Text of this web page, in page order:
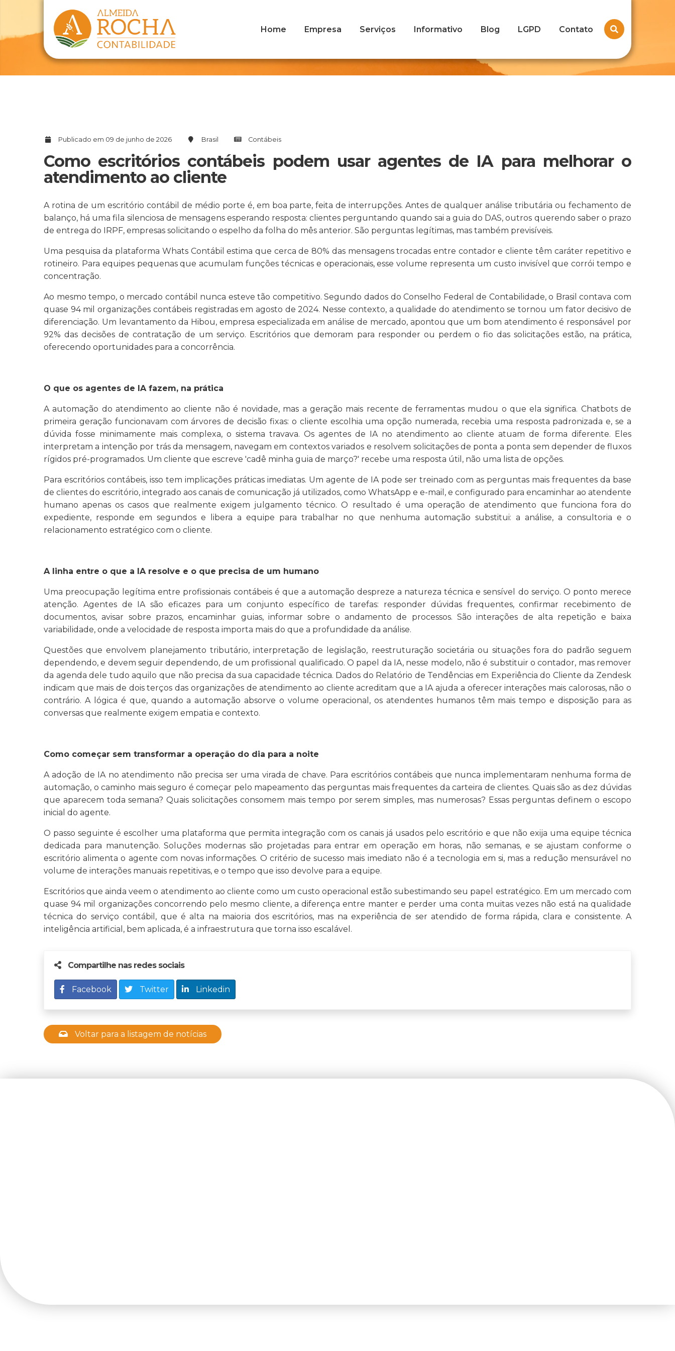
Home Empresa Serviços Informativo Blog LGPD Contato
Publicado em 09 de junho de 2026 Brasil Contábeis
Como escritórios contábeis podem usar agentes de IA para melhorar o
atendimento ao cliente
A rotina de um escritório contábil de médio porte é, em boa parte, feita de interrupções. Antes de qualquer análise tributária ou fechamento de
balanço, há uma fila silenciosa de mensagens esperando resposta: clientes perguntando quando sai a guia do DAS, outros querendo saber o prazo
de entrega do IRPF, empresas solicitando o espelho da folha do mês anterior. São perguntas legítimas, mas também previsíveis.
Uma pesquisa da plataforma Whats Contábil estima que cerca de 80% das mensagens trocadas entre contador e cliente têm caráter repetitivo e
rotineiro. Para equipes pequenas que acumulam funções técnicas e operacionais, esse volume representa um custo invisível que corrói tempo e
concentração.
Ao mesmo tempo, o mercado contábil nunca esteve tão competitivo. Segundo dados do Conselho Federal de Contabilidade, o Brasil contava com
quase 94 mil organizações contábeis registradas em agosto de 2024. Nesse contexto, a qualidade do atendimento se tornou um fator decisivo de
diferenciação. Um levantamento da Hibou, empresa especializada em análise de mercado, apontou que um bom atendimento é responsável por
92% das decisões de contratação de um serviço. Escritórios que demoram para responder ou perdem o fio das solicitações estão, na prática,
oferecendo oportunidades para a concorrência.
O que os agentes de IA fazem, na prática
A automação do atendimento ao cliente não é novidade, mas a geração mais recente de ferramentas mudou o que ela significa. Chatbots de
primeira geração funcionavam com árvores de decisão fixas: o cliente escolhia uma opção numerada, recebia uma resposta padronizada e, se a
dúvida fosse minimamente mais complexa, o sistema travava. Os agentes de IA no atendimento ao cliente atuam de forma diferente. Eles
interpretam a intenção por trás da mensagem, navegam em contextos variados e resolvem solicitações de ponta a ponta sem depender de fluxos
rígidos pré-programados. Um cliente que escreve 'cadê minha guia de março?' recebe uma resposta útil, não uma lista de opções.
Para escritórios contábeis, isso tem implicações práticas imediatas. Um agente de IA pode ser treinado com as perguntas mais frequentes da base
de clientes do escritório, integrado aos canais de comunicação já utilizados, como WhatsApp e e-mail, e configurado para encaminhar ao atendente
humano apenas os casos que realmente exigem julgamento técnico. O resultado é uma operação de atendimento que funciona fora do
expediente, responde em segundos e libera a equipe para trabalhar no que nenhuma automação substitui: a análise, a consultoria e o
relacionamento estratégico com o cliente.
A linha entre o que a IA resolve e o que precisa de um humano
Uma preocupação legítima entre profissionais contábeis é que a automação despreze a natureza técnica e sensível do serviço. O ponto merece
atenção. Agentes de IA são eficazes para um conjunto específico de tarefas: responder dúvidas frequentes, confirmar recebimento de
documentos, avisar sobre prazos, encaminhar guias, informar sobre o andamento de processos. São interações de alta repetição e baixa
variabilidade, onde a velocidade de resposta importa mais do que a profundidade da análise.
Questões que envolvem planejamento tributário, interpretação de legislação, reestruturação societária ou situações fora do padrão seguem
dependendo, e devem seguir dependendo, de um profissional qualificado. O papel da IA, nesse modelo, não é substituir o contador, mas remover
da agenda dele tudo aquilo que não precisa da sua capacidade técnica. Dados do Relatório de Tendências em Experiência do Cliente da Zendesk
indicam que mais de dois terços das organizações de atendimento ao cliente acreditam que a IA ajuda a oferecer interações mais calorosas, não o
contrário. A lógica é que, quando a automação absorve o volume operacional, os atendentes humanos têm mais tempo e disposição para as
conversas que realmente exigem empatia e contexto.
Como começar sem transformar a operação do dia para a noite
A adoção de IA no atendimento não precisa ser uma virada de chave. Para escritórios contábeis que nunca implementaram nenhuma forma de
automação, o caminho mais seguro é começar pelo mapeamento das perguntas mais frequentes da carteira de clientes. Quais são as dez dúvidas
que aparecem toda semana? Quais solicitações consomem mais tempo por serem simples, mas numerosas? Essas perguntas definem o escopo
inicial do agente.
O passo seguinte é escolher uma plataforma que permita integração com os canais já usados pelo escritório e que não exija uma equipe técnica
dedicada para manutenção. Soluções modernas são projetadas para entrar em operação em horas, não semanas, e se ajustam conforme o
escritório alimenta o agente com novas informações. O critério de sucesso mais imediato não é a tecnologia em si, mas a redução mensurável no
volume de interações manuais repetitivas, e o tempo que isso devolve para a equipe.
Escritórios que ainda veem o atendimento ao cliente como um custo operacional estão subestimando seu papel estratégico. Em um mercado com
quase 94 mil organizações concorrendo pelo mesmo cliente, a diferença entre manter e perder uma conta muitas vezes não está na qualidade
técnica do serviço contábil, que é alta na maioria dos escritórios, mas na experiência de ser atendido de forma rápida, clara e consistente. A
inteligência artificial, bem aplicada, é a infraestrutura que torna isso escalável.
Compartilhe nas redes sociais
Facebook Twitter Linkedin
Voltar para a listagem de notícias